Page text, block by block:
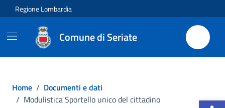
Vai ai contenuti
Vai al footer
Regione Lombardia
Comune di Seriate
Home / Documenti e dati
/ Modulistica Sportello unico del cittadino